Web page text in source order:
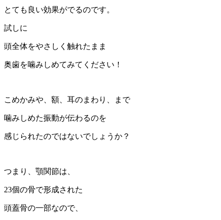
とても良い効果がでるのです。
試しに
頭全体をやさしく触れたまま
奥歯を噛みしめてみてください！
こめかみや、額、耳のまわり、まで
噛みしめた振動が伝わるのを
感じられたのではないでしょうか？
つまり、顎関節は、
23個の骨で形成された
頭蓋骨の一部なので、